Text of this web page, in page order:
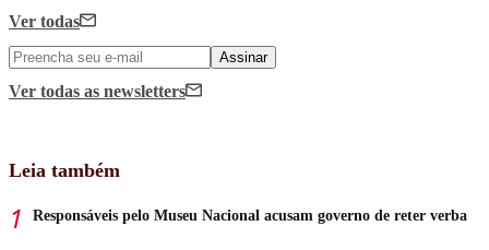
Ver todas
Assinar
Ver todas as newsletters
Leia também
Responsáveis pelo Museu Nacional acusam governo de reter verba